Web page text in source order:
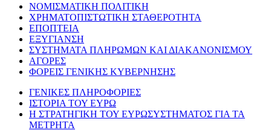
ΝΟΜΙΣΜΑΤΙΚΗ ΠΟΛΙΤΙΚΗ
ΧΡΗΜΑΤΟΠΙΣΤΩΤΙΚΗ ΣΤΑΘΕΡΟΤΗΤΑ
ΕΠΟΠΤΕΙΑ
ΕΞΥΓΙΑΝΣΗ
ΣΥΣΤΗΜΑΤΑ ΠΛΗΡΩΜΩΝ ΚΑΙ ΔΙΑΚΑΝΟΝΙΣΜΟΥ
ΑΓΟΡΕΣ
ΦΟΡΕΙΣ ΓΕΝΙΚΗΣ ΚΥΒΕΡΝΗΣΗΣ
ΓΕΝΙΚΕΣ ΠΛΗΡΟΦΟΡΙΕΣ
ΙΣΤΟΡΙΑ ΤΟΥ ΕΥΡΩ
Η ΣΤΡΑΤΗΓΙΚΗ ΤΟΥ ΕΥΡΩΣΥΣΤΗΜΑΤΟΣ ΓΙΑ ΤΑ
ΜΕΤΡΗΤΑ